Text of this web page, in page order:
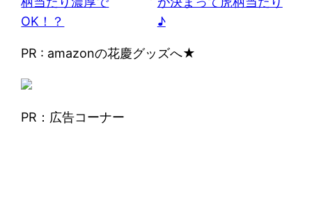
OK！？
♪
PR : amazonの花慶グッズへ★
PR：広告コーナー